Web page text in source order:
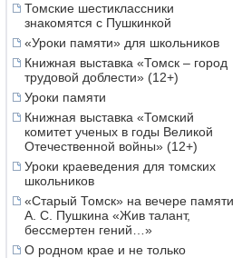
Томские шестиклассники
знакомятся с Пушкинкой
«Уроки памяти» для школьников
Книжная выставка «Томск – город
трудовой доблести» (12+)
Уроки памяти
Книжная выставка «Томский
комитет ученых в годы Великой
Отечественной войны» (12+)
Уроки краеведения для томских
школьников
«Старый Томск» на вечере памяти
А. С. Пушкина «Жив талант,
бессмертен гений…»
О родном крае и не только